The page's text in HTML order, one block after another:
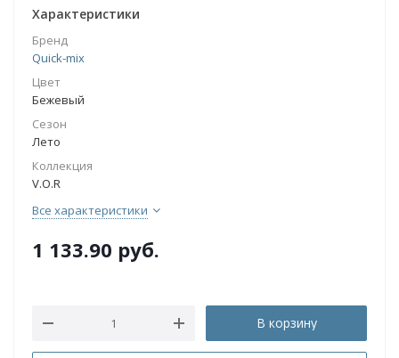
Характеристики
Бренд
Quick-mix
Цвет
Бежевый
Сезон
Лето
Коллекция
V.O.R
Все характеристики
1 133.90 руб.
В корзину